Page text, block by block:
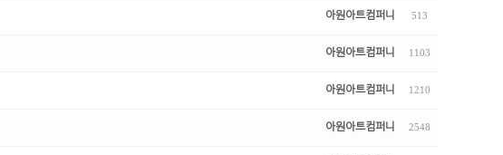
아원아트컴퍼니 513
아원아트컴퍼니 1103
아원아트컴퍼니 1210
아원아트컴퍼니 2548